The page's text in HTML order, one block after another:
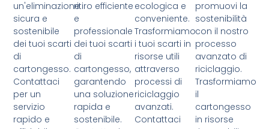
un'eliminazione
sicura e
sostenibile
dei tuoi scarti
di
cartongesso.
Contattaci
per un
servizio
rapido e
ritiro efficiente
e
professionale
dei tuoi scarti
di
cartongesso,
garantendo
una soluzione
rapida e
sostenibile.
ecologica e
conveniente.
Trasformiamo
i tuoi scarti in
risorse utili
attraverso
processi di
riciclaggio
avanzati.
Contattaci
promuovi la
sostenibilità
con il nostro
processo
avanzato di
riciclaggio.
Trasformiamo
il
cartongesso
in risorse